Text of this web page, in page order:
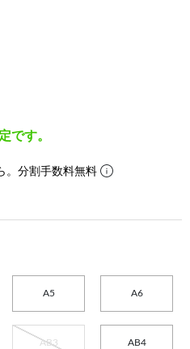
です。
。分割手数料無料
A5 A6
AB3 AB4